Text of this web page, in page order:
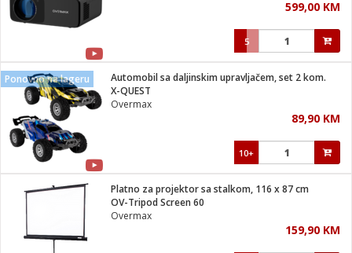
program
materijal
zraka
gorivo
599,00 KM
5
Ponovno na lageru
Automobil sa daljinskim upravljačem, set 2 kom.
X-QUEST
Overmax
89,90 KM
10+
Platno za projektor sa stalkom, 116 x 87 cm
OV-Tripod Screen 60
Overmax
159,90 KM